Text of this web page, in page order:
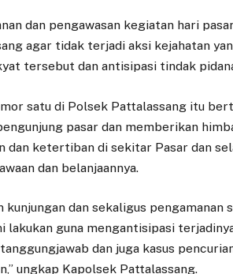
dan pengawasan kegiatan hari
agar tidak terjadi aksi kejahatan
tersebut dan antisipasi tindak
satu di Polsek Pattalassang itu
pasar dan memberikan
dan ketertiban di sekitar Pasar dan
dan belanjaannya.
kunjungan dan sekaligus
lakukan guna mengantisipasi
dan juga kasus
ungkap Kapolsek Pattalassang.